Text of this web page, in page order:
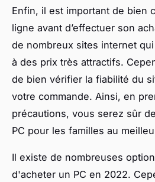
Enfin, il est important de bien
ligne avant d’effectuer son
de nombreux sites internet
à des prix très attractifs.
de bien vérifier la fiabilité du
votre commande. Ainsi, en
précautions, vous serez sûr
PC pour les familles au
Il existe de nombreuses
d'acheter un PC en 2022.